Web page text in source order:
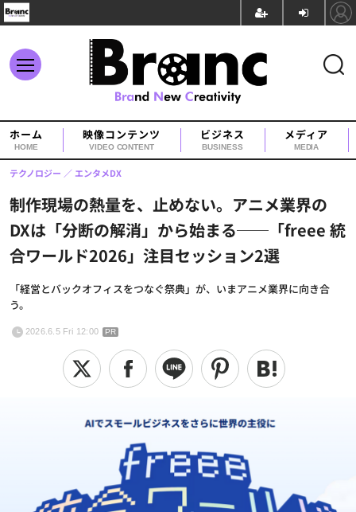
ホーム
HOME
映像コンテンツ
VIDEO CONTENT
ビジネス
BUSINESS
メディア
MEDIA
制作現場の熱量を、止めない。アニメ業界の
DXは「分断の解消」から始まる──「freee 統
合ワールド2026」注目セッション2選
「経営とバックオフィスをつなぐ祭典」が、いまアニメ業界に向き合
う。
テクノロジー エンタメDX
2026.6.5 Fri 12:00 PR